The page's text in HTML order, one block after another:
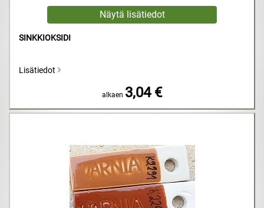
SINKKIOKSIDI
Lisätiedot
alkaen 3,04 €